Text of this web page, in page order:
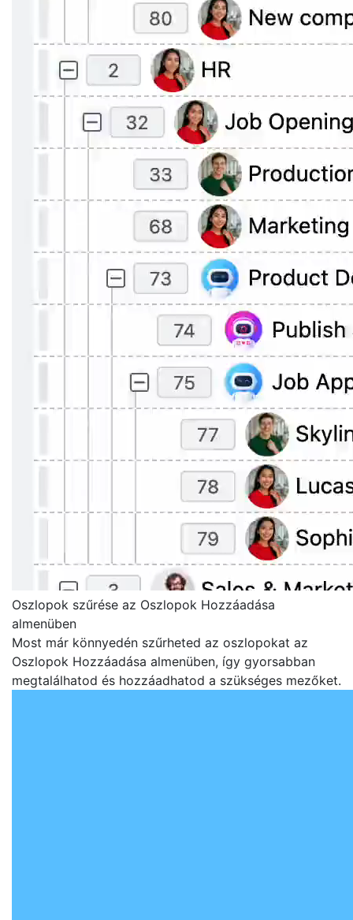
Oszlopok szűrése az Oszlopok Hozzáadása
almenüben
Most már könnyedén szűrheted az oszlopokat az
Oszlopok Hozzáadása almenüben, így gyorsabban
megtalálhatod és hozzáadhatod a szükséges mezőket.